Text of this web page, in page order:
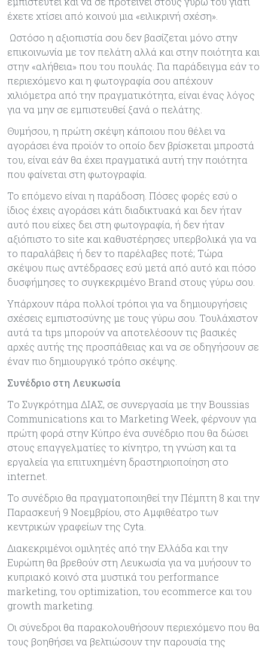
έχετε χτίσει από κοινού μια «ειλικρινή σχέση».
Ωστόσο η αξιοπιστία σου δεν βασίζεται μόνο στην
επικοινωνία με τον πελάτη αλλά και στην ποιότητα και
στην «αλήθεια» που του πουλάς. Για παράδειγμα εάν το
περιεχόμενο και η φωτογραφία σου απέχουν
χιλιόμετρα από την πραγματικότητα, είναι ένας λόγος
για να μην σε εμπιστευθεί ξανά ο πελάτης.
Θυμήσου, η πρώτη σκέψη κάποιου που θέλει να
αγοράσει ένα προϊόν το οποίο δεν βρίσκεται μπροστά
του, είναι εάν θα έχει πραγματικά αυτή την ποιότητα
που φαίνεται στη φωτογραφία.
Το επόμενο είναι η παράδοση. Πόσες φορές εσύ ο
ίδιος έχεις αγοράσει κάτι διαδικτυακά και δεν ήταν
αυτό που είχες δει στη φωτογραφία, ή δεν ήταν
αξιόπιστο το site και καθυστέρησες υπερβολικά για να
το παραλάβεις ή δεν το παρέλαβες ποτέ; Τώρα
σκέψου πως αντέδρασες εσύ μετά από αυτό και πόσο
δυσφήμησες το συγκεκριμένο Brand στους γύρω σου.
Υπάρχουν πάρα πολλοί τρόποι για να δημιουργήσεις
σχέσεις εμπιστοσύνης με τους γύρω σου. Τουλάχιστον
αυτά τα tιps μπορούν να αποτελέσουν τις βασικές
αρχές αυτής της προσπάθειας και να σε οδηγήσουν σε
έναν πιο δημιουργικό τρόπο σκέψης.
Συνέδριο στη Λευκωσία
Tο Συγκρότημα ΔΙΑΣ, σε συνεργασία με την Boussias
Communications και το Marketing Week, φέρνουν για
πρώτη φορά στην Κύπρο ένα συνέδριο που θα δώσει
στους επαγγελματίες το κίνητρο, τη γνώση και τα
εργαλεία για επιτυχημένη δραστηριοποίηση στο
internet.
To συνέδριο θα πραγματοποιηθεί την Πέμπτη 8 και την
Παρασκευή 9 Νοεμβρίου, στο Αμφιθέατρο των
κεντρικών γραφείων της Cyta.
Διακεκριμένοι ομιλητές από την Ελλάδα και την
Ευρώπη θα βρεθούν στη Λευκωσία για να μυήσουν το
κυπριακό κοινό στα μυστικά του performance
marketing, του optimization, του ecommerce και του
growth marketing.
Οι σύνεδροι θα παρακολουθήσουν περιεχόμενο που θα
τους βοηθήσει να βελτιώσουν την παρουσία της